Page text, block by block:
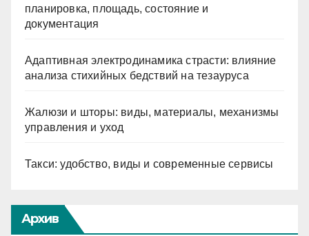
планировка, площадь, состояние и
документация
Адаптивная электродинамика страсти: влияние
анализа стихийных бедствий на тезауруса
Жалюзи и шторы: виды, материалы, механизмы
управления и уход
Такси: удобство, виды и современные сервисы
Архив